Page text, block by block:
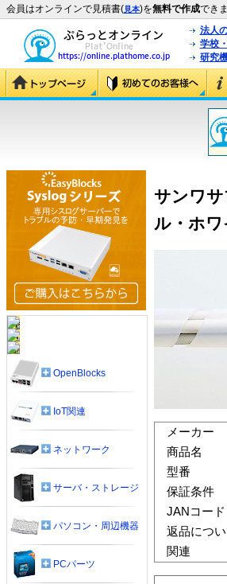
会員はオンラインで見積書(見本)を無料で作成でき
法人
学校
研究
サンワ
ル・ホ
メーカー
商品名
型番
保証条件
JANコード
返品につい
関連
OpenBlocks
IoT関連
ネットワーク
サーバ・ストレージ
パソコン・周辺機器
PCパーツ